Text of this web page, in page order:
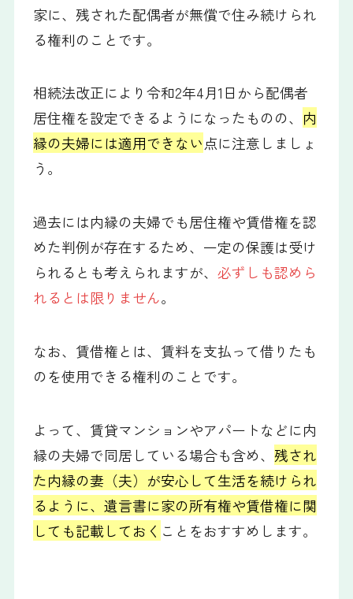
家に、残された配偶者が無償で住み続けられ
る権利のことです。
相続法改正により令和2年4月1日から配偶者
居住権を設定できるようになったものの、 内
縁の夫婦には適用できない点に注意しましょ
う。
過去には内縁の夫婦でも居住権や賃借権を認
めた判例が存在するため、一定の保護は受け
られるとも考えられますが、必ずしも認めら
れるとは限りません。
なお、賃借権とは、賃料を支払って借りたも
のを使用できる権利のことです。
よって、賃貸マンションやアパートなどに内
縁の夫婦で同居している場合も含め、残され
た内縁の妻（夫）が安心して生活を続けられ
るように、遺言書に家の所有権や賃借権に関
しても記載しておく ことをおすすめします。